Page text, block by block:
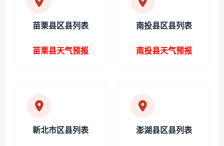
苗栗县区县列表
苗栗县天气预报
南投县区县列表
南投县天气预报
新北市区县列表 澎湖县区县列表